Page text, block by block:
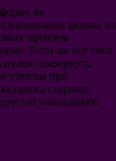
Эр-Рияд
Эр-Рияд
не
формы из
проблем
Если же все таки
нужно вывернуть
утюгом при
стараясь
уникальную